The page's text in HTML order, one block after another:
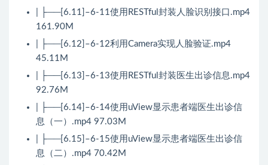
| ├──[6.11]–6-11使用RESTful封装人脸识别接口.mp4
161.90M
| ├──[6.12]–6-12利用Camera实现人脸验证.mp4
45.11M
| ├──[6.13]–6-13使用RESTful封装医生出诊信息.mp4
92.76M
| ├──[6.14]–6-14使用uView显示患者端医生出诊信
息（一）.mp4 97.03M
| ├──[6.15]–6-15使用uView显示患者端医生出诊信
息（二）.mp4 70.42M